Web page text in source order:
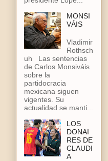
MONSI
VÁIS
Vladimir
Rothsch
uh Las sentencias
de Carlos Monsiváis
sobre la
partidocracia
mexicana siguen
vigentes. Su
actualidad se manti...
LOS
DONAI
RES DE
CLAUDI
A